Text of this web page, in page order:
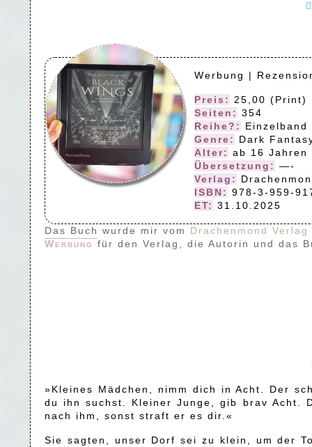
Werbung |
Preis:
25,00 (Print)
Seiten: 354
Reihe?:
Einzelband
Genre:
Dark
Alter: ab 16 Jahren
Übersetzung: —-
Verlag:
ISBN: 978-3-959-
ET: 31.10.2025
Das Buch wurde mir vom Drachenmond Verlag
Werbung für den Verlag, die Autorin und das
»Kleines Mädchen, nimm dich in Acht. Der
du ihn suchst. Kleiner Junge, gib brav Acht.
nach ihm, sonst straft er es dir.«
Sie sagten, unser Dorf sei zu klein, um der